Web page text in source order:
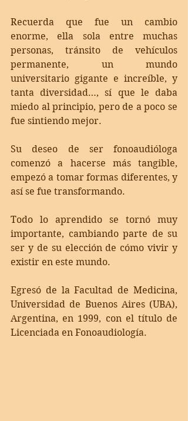
Recuerda que fue un cambio
enorme, ella sola entre muchas
personas, tránsito de vehículos
permanente, un mundo
universitario gigante e increíble, y
tanta diversidad…, sí que le daba
miedo al principio, pero de a poco se
fue sintiendo mejor.
Su deseo de ser fonoaudióloga
comenzó a hacerse más tangible,
empezó a tomar formas diferentes, y
así se fue transformando.
Todo lo aprendido se tornó muy
importante, cambiando parte de su
ser y de su elección de cómo vivir y
existir en este mundo.
Egresó de la Facultad de Medicina,
Universidad de Buenos Aires (UBA),
Argentina, en 1999, con el título de
Licenciada en Fonoaudiología.